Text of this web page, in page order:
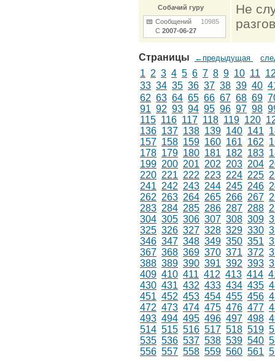
Собачий гуру
Сообщений 10985
С 2007-06-27
Не
Страницы ←предыдущая
1 2 3 4 5 6 7 8 9 10 11
33 34 35 36 37 38 39 40
62 63 64 65 66 67 68 69
91 92 93 94 95 96 97 98
115 116 117 118 119 120
136 137 138 139 140 141
157 158 159 160 161 162
178 179 180 181 182 183
199 200 201 202 203 204
220 221 222 223 224 225
241 242 243 244 245 246
262 263 264 265 266 267
283 284 285 286 287 288
304 305 306 307 308 309
325 326 327 328 329 330
346 347 348 349 350 351
367 368 369 370 371 372
388 389 390 391 392 393
409 410 411 412 413 414
430 431 432 433 434 435
451 452 453 454 455 456
472 473 474 475 476 477
493 494 495 496 497 498
514 515 516 517 518 519
535 536 537 538 539 540
556 557 558 559 560 561